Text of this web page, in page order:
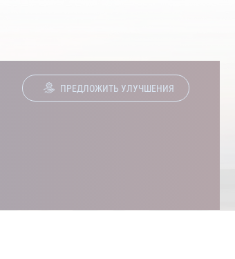
ПРЕДЛОЖИТЬ УЛУЧШЕНИЯ